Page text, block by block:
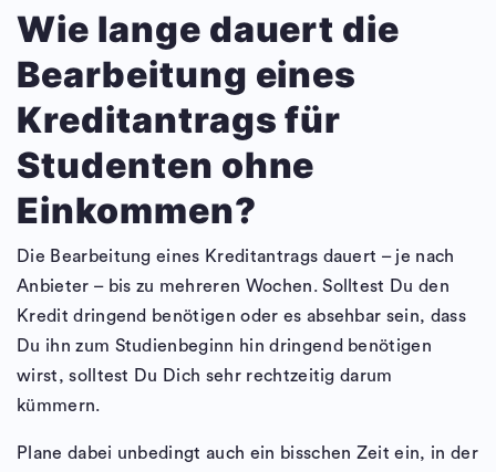
Wie lange dauert die
Bearbeitung eines
Kreditantrags für
Studenten ohne
Einkommen?
Die Bearbeitung eines Kreditantrags dauert – je nach
Anbieter – bis zu mehreren Wochen. Solltest Du den
Kredit dringend benötigen oder es absehbar sein, dass
Du ihn zum Studienbeginn hin dringend benötigen
wirst, solltest Du Dich sehr rechtzeitig darum
kümmern.
Plane dabei unbedingt auch ein bisschen Zeit ein, in der